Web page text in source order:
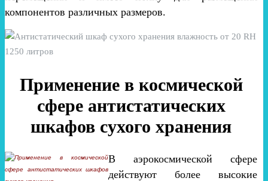
компонентов различных размеров.
Применение в космической
сфере антистатических
шкафов сухого хранения
В аэрокосмической сфере
действуют более высокие